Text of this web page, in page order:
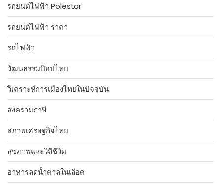
รถยนต์ไฟฟ้า Polestar
รถยนต์ไฟฟ้า ราคา
รถไฟฟ้า
วัฒนธรรมป๊อปไทย
วิเคราะห์การเมืองไทยในปัจจุบัน
สงครามภาษี
สภาพเศรษฐกิจไทย
สุขภาพและวิถีชีวิต
อาหารลดน้ำตาลในเลือด